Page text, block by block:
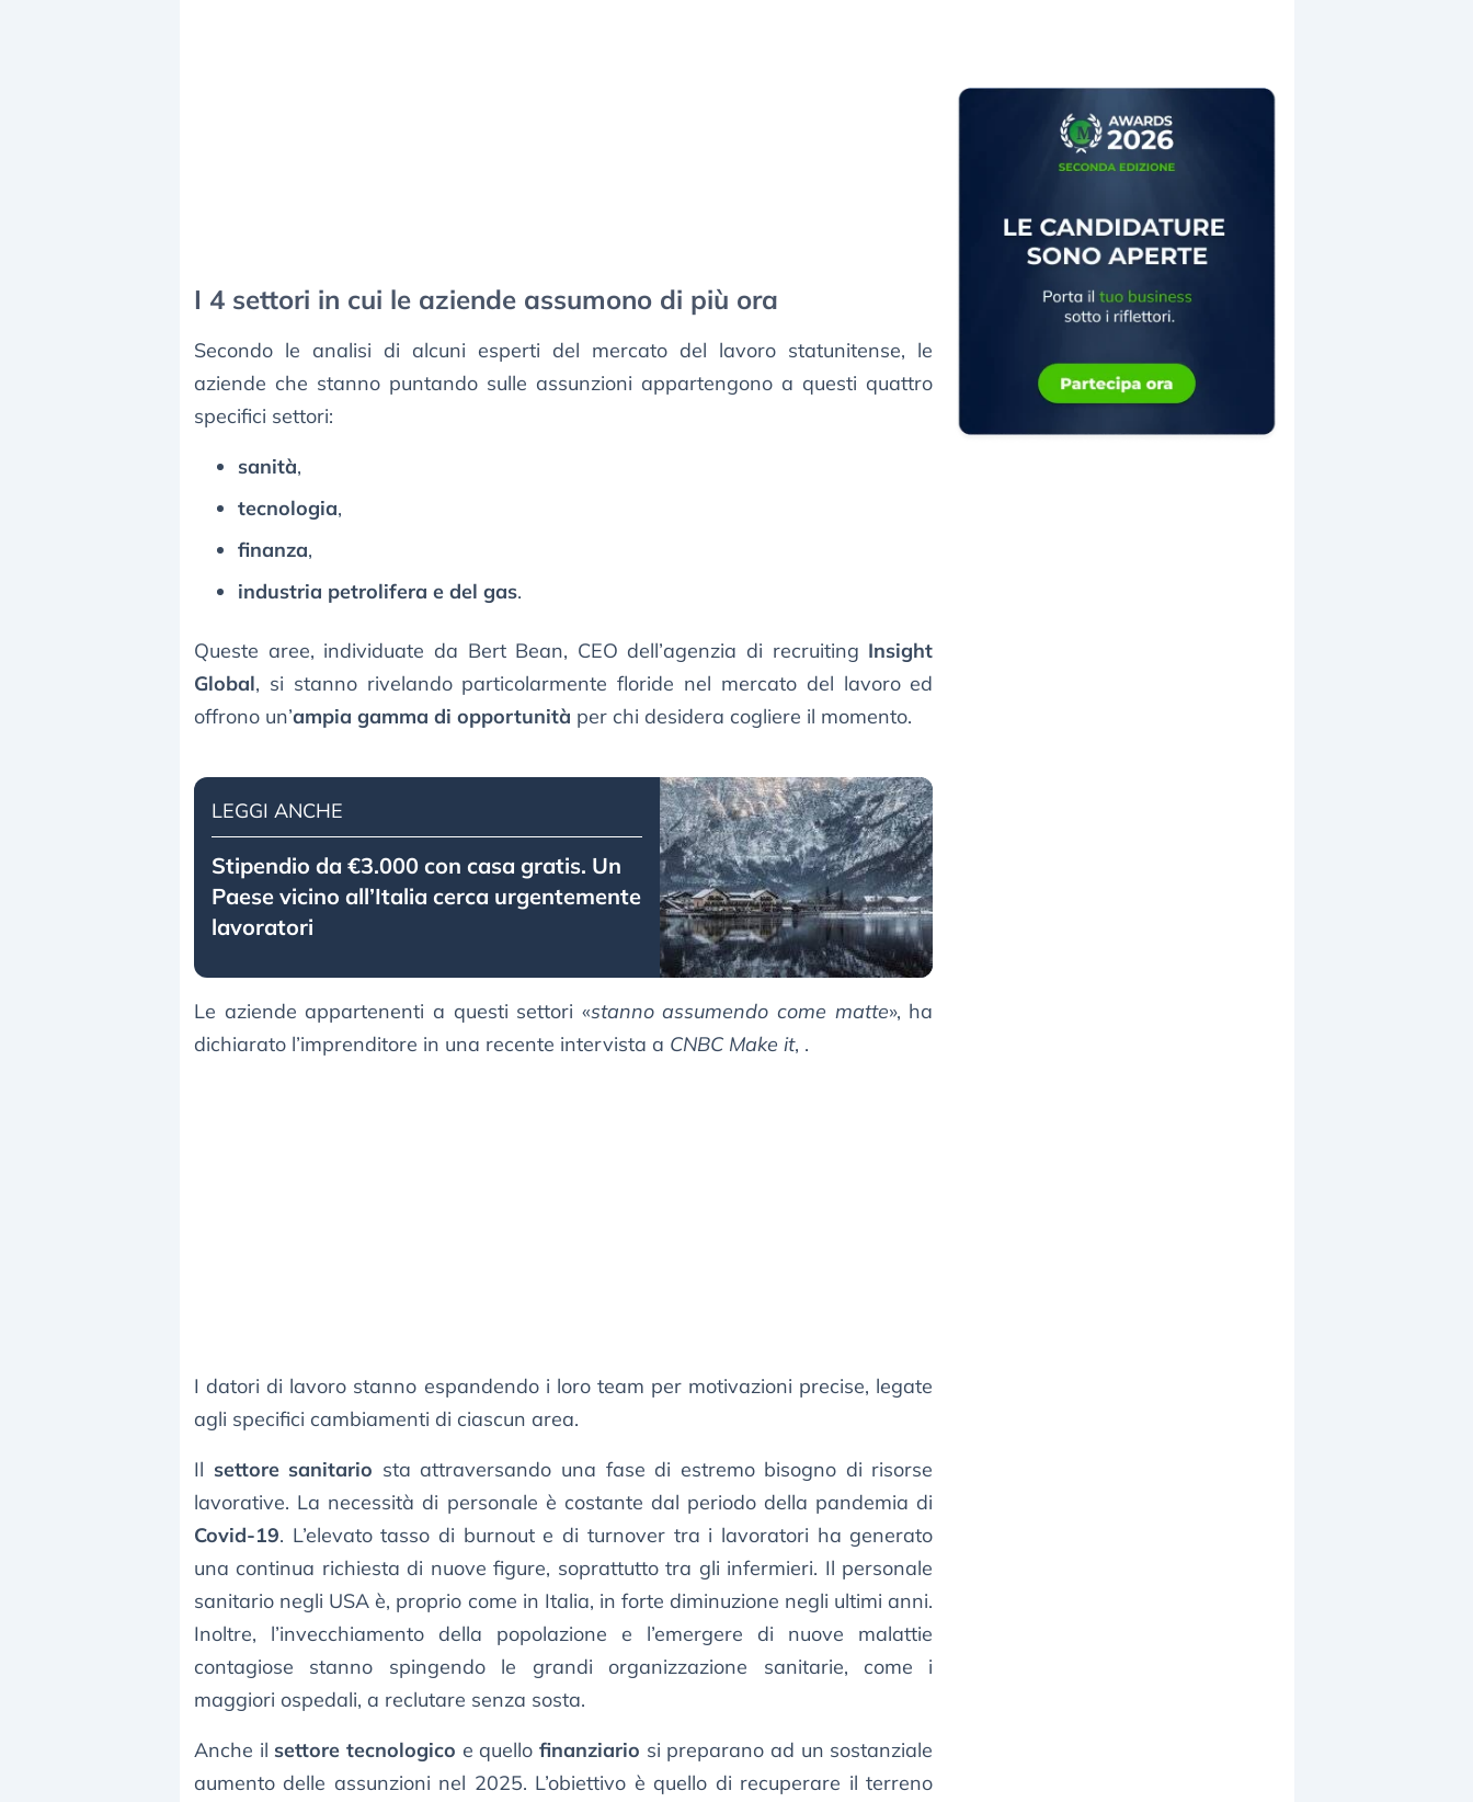
I 4 settori in cui le aziende assumono di più ora
Secondo le analisi di alcuni esperti del mercato del lavoro statunitense, le
aziende che stanno puntando sulle assunzioni appartengono a questi quattro
specifici settori:
sanità,
tecnologia,
finanza,
industria petrolifera e del gas.
Queste aree, individuate da Bert Bean, CEO dell’agenzia di recruiting Insight
Global, si stanno rivelando particolarmente floride nel mercato del lavoro ed
offrono un’ampia gamma di opportunità per chi desidera cogliere il momento.
LEGGI ANCHE
Stipendio da €3.000 con casa gratis. Un
Paese vicino all’Italia cerca urgentemente
lavoratori
Le aziende appartenenti a questi settori «stanno assumendo come matte», ha
dichiarato l’imprenditore in una recente intervista a CNBC Make it, .
I datori di lavoro stanno espandendo i loro team per motivazioni precise, legate
agli specifici cambiamenti di ciascun area.
Il settore sanitario sta attraversando una fase di estremo bisogno di risorse
lavorative. La necessità di personale è costante dal periodo della pandemia di
Covid-19. L’elevato tasso di burnout e di turnover tra i lavoratori ha generato
una continua richiesta di nuove figure, soprattutto tra gli infermieri. Il personale
sanitario negli USA è, proprio come in Italia, in forte diminuzione negli ultimi anni.
Inoltre, l’invecchiamento della popolazione e l’emergere di nuove malattie
contagiose stanno spingendo le grandi organizzazione sanitarie, come i
maggiori ospedali, a reclutare senza sosta.
Anche il settore tecnologico e quellofinanziario si preparano ad un sostanziale
aumento delle assunzioni nel 2025. L’obiettivo è quello di recuperare il terreno